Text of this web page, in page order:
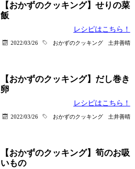
【おかずのクッキング】せりの菜
飯
レシピはこちら！
2022/03/26 おかずのクッキング 土井善晴
【おかずのクッキング】だし巻き
卵
レシピはこちら！
2022/03/26 おかずのクッキング 土井善晴
【おかずのクッキング】筍のお吸
いもの